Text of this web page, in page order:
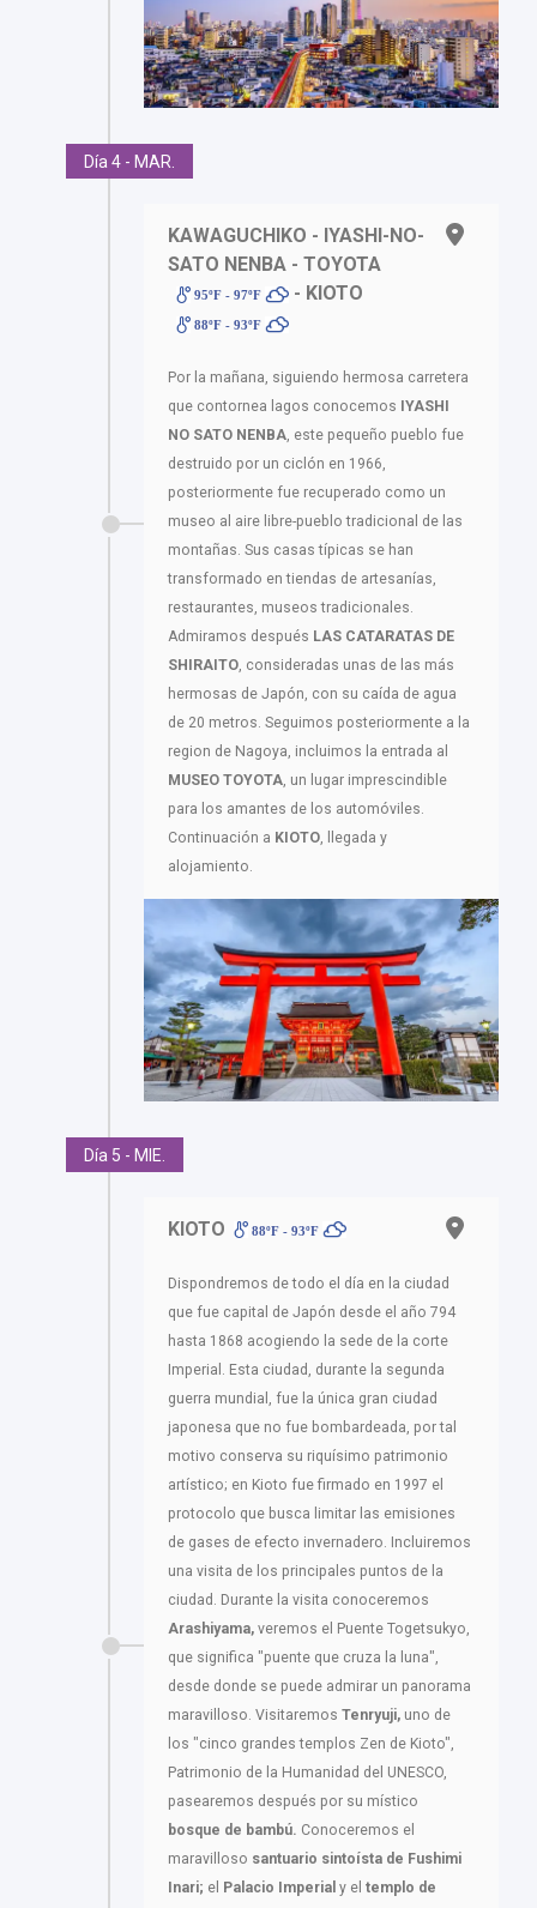
Día 4 - MAR.
KAWAGUCHIKO - IYASHI-NO-
SATO NENBA - TOYOTA
95ºF - 97ºF - KIOTO
88ºF - 93ºF
Por la mañana, siguiendo hermosa carretera
que contornea lagos conocemos IYASHI
NO SATO NENBA, este pequeño pueblo fue
destruido por un ciclón en 1966,
posteriormente fue recuperado como un
museo al aire libre-pueblo tradicional de las
montañas. Sus casas típicas se han
transformado en tiendas de artesanías,
restaurantes, museos tradicionales.
Admiramos después LAS CATARATAS DE
SHIRAITO, consideradas unas de las más
hermosas de Japón, con su caída de agua
de 20 metros. Seguimos posteriormente a la
region de Nagoya, incluimos la entrada al
MUSEO TOYOTA, un lugar imprescindible
para los amantes de los automóviles.
Continuación a KIOTO, llegada y
alojamiento.
Día 5 - MIE.
KIOTO 88ºF - 93ºF
Dispondremos de todo el día en la ciudad
que fue capital de Japón desde el año 794
hasta 1868 acogiendo la sede de la corte
Imperial. Esta ciudad, durante la segunda
guerra mundial, fue la única gran ciudad
japonesa que no fue bombardeada, por tal
motivo conserva su riquísimo patrimonio
artístico; en Kioto fue firmado en 1997 el
protocolo que busca limitar las emisiones
de gases de efecto invernadero. Incluiremos
una visita de los principales puntos de la
ciudad. Durante la visita conoceremos
Arashiyama, veremos el Puente Togetsukyo,
que significa "puente que cruza la luna",
desde donde se puede admirar un panorama
maravilloso. Visitaremos Tenryuji, uno de
los "cinco grandes templos Zen de Kioto",
Patrimonio de la Humanidad del UNESCO,
pasearemos después por su místico
bosque de bambú. Conoceremos el
maravilloso santuario sintoísta de Fushimi
Inari; el Palacio Imperial y el templo de